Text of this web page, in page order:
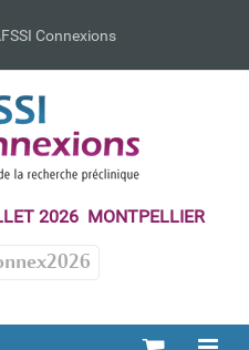
Connexions
2026 MONTPELLIER